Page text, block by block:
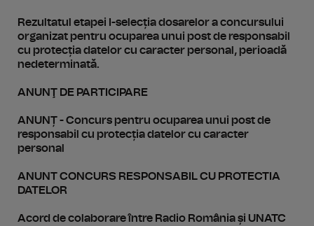
Rezultatul etapei I-selecția dosarelor a concursului
organizat pentru ocuparea unui post de responsabil
cu protecția datelor cu caracter personal, perioadă
nedeterminată.
ANUNŢ DE PARTICIPARE
ANUNȚ - Concurs pentru ocuparea unui post de
responsabil cu protecția datelor cu caracter
personal
ANUNT CONCURS RESPONSABIL CU PROTECTIA
DATELOR
Acord de colaborare între Radio România și UNATC